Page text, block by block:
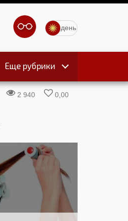
день
Еще рубрики
2 940 0,00